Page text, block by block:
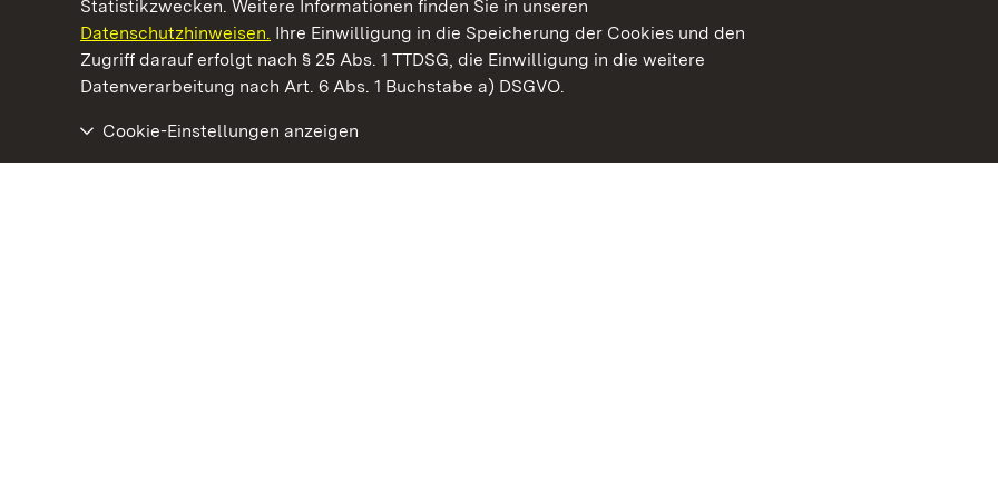
Statistikzwecken. Weitere Informationen finden Sie in unseren
Datenschutzhinweisen. Ihre Einwilligung in die Speicherung der Cookies und den
Zugriff darauf erfolgt nach § 25 Abs. 1 TTDSG, die Einwilligung in die weitere
Datenverarbeitung nach Art. 6 Abs. 1 Buchstabe a) DSGVO.
Cookie-Einstellungen anzeigen
Kommen. Staunen. Genießen.